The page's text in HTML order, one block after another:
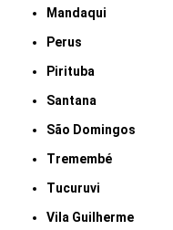
Mandaqui
Perus
Pirituba
Santana
São Domingos
Tremembé
Tucuruvi
Vila Guilherme